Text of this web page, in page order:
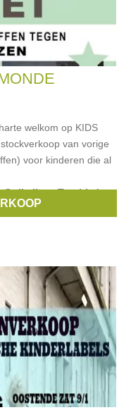
welkom op KIDS
van vorige
voor kinderen die al
Quiksilver,Tumble 'n